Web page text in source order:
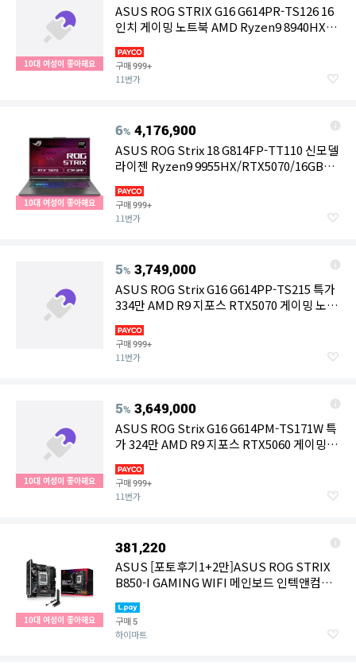
10대 여성이 좋아해요
ASUS ROG STRIX G16 G614PR-TS126 16
인치 게이밍 노트북 AMD Ryzen9 8940HX
구매999+
11번가
10대 여성이 좋아해요
6% 4,176,900
ASUS ROG Strix 18 G814FP-TT110 신모델
라이젠 Ryzen9 9955HX/RTX5070/16GB
구매999+
11번가
5% 3,749,000
ASUS ROG Strix G16 G614PP-TS215 특가
334만 AMD R9 지포스 RTX5070 게이밍 노트
구매999+
11번가
10대 여성이 좋아해요
5% 3,649,000
ASUS ROG Strix G16 G614PM-TS171W 특
가 324만 AMD R9 지포스 RTX5060 게이밍 노
구매999+
11번가
10대 여성이 좋아해요
381,220
ASUS [포토후기1+2만]ASUS ROG STRIX
B850-I GAMING WIFI 메인보드 인텍앤컴퍼
구매 5
하이마트